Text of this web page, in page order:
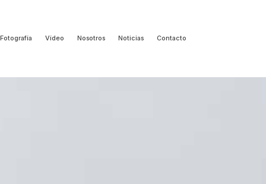
Fotografía Vídeo Nosotros Noticias Contacto